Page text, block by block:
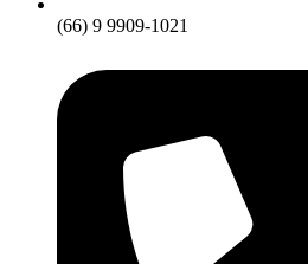
(66) 9 9909-1021